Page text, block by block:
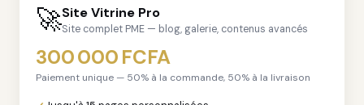
🚀Site Vitrine Pro
Site complet PME — blog, galerie, contenus avancés
300 000 FCFA
Paiement unique — 50% à la commande, 50% à la livraison